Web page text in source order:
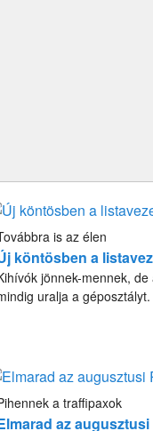
is az élen
köntösben a
jönnek-mennek,
uralja a géposztályt.
a traffipaxok
az